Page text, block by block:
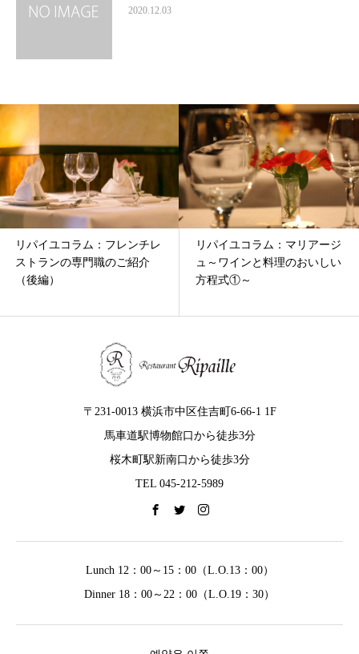
2020.12.03
リパイユコラム：フレンチレ
ストランの専門職のご紹介
（後編）
リパイユコラム：マリアージ
ュ～ワインと料理のおいしい
方程式①～
〒231-0013 横浜市中区住吉町6-66-1 1F
馬車道駅博物館口から徒歩3分
桜木町駅新南口から徒歩3分
TEL 045-212-5989
Lunch 12：00～15：00（L.O.13：00）
Dinner 18：00～22：00（L.O.19：30）